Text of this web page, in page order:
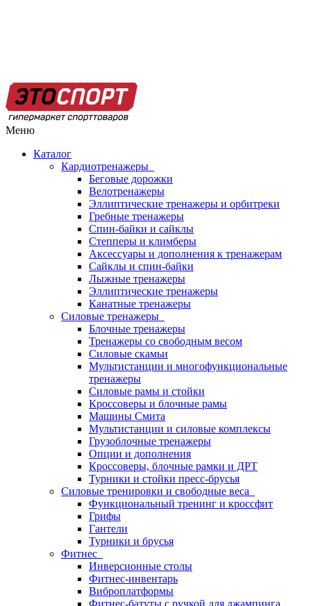
Меню
Каталог
Кардиотренажеры
Беговые дорожки
Велотренажеры
Эллиптические тренажеры и орбитреки
Гребные тренажеры
Спин-байки и сайклы
Степперы и климберы
Аксессуары и дополнения к тренажерам
Сайклы и спин-байки
Лыжные тренажеры
Эллиптические тренажеры
Канатные тренажеры
Силовые тренажеры
Блочные тренажеры
Тренажеры со свободным весом
Силовые скамьи
Мультистанции и многофункциональные
тренажеры
Силовые рамы и стойки
Кроссоверы и блочные рамы
Машины Смита
Мультистанции и силовые комплексы
Грузоблочные тренажеры
Опции и дополнения
Кроссоверы, блочные рамки и ДРТ
Турники и стойки пресс-брусья
Силовые тренировки и свободные веса
Функциональный тренинг и кроссфит
Грифы
Гантели
Турники и брусья
Фитнес
Инверсионные столы
Фитнес-инвентарь
Виброплатформы
Фитнес-батуты с ручкой для джампинга